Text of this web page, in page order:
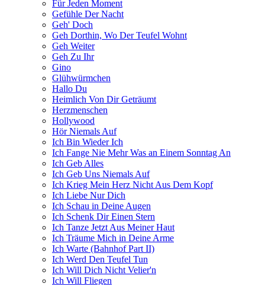
Für Jeden Moment
Gefühle Der Nacht
Geh' Doch
Geh Dorthin, Wo Der Teufel Wohnt
Geh Weiter
Geh Zu Ihr
Gino
Glühwürmchen
Hallo Du
Heimlich Von Dir Geträumt
Herzmenschen
Hollywood
Hör Niemals Auf
Ich Bin Wieder Ich
Ich Fange Nie Mehr Was an Einem Sonntag An
Ich Geb Alles
Ich Geb Uns Niemals Auf
Ich Krieg Mein Herz Nicht Aus Dem Kopf
Ich Liebe Nur Dich
Ich Schau in Deine Augen
Ich Schenk Dir Einen Stern
Ich Tanze Jetzt Aus Meiner Haut
Ich Träume Mich in Deine Arme
Ich Warte (Bahnhof Part II)
Ich Werd Den Teufel Tun
Ich Will Dich Nicht Velier'n
Ich Will Fliegen